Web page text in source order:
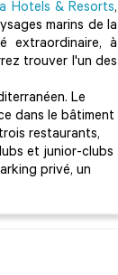
Hotels & Resorts,
marins de la
extraordinaire, à
trouver l'un des
Le
dans le bâtiment
restaurants,
et junior-clubs
privé, un